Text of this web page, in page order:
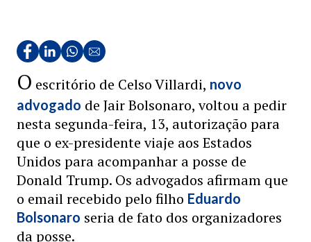
O escritório de Celso Villardi, novo
advogado de Jair Bolsonaro, voltou a pedir
nesta segunda-feira, 13, autorização para
que o ex-presidente viaje aos Estados
Unidos para acompanhar a posse de
Donald Trump. Os advogados afirmam que
o email recebido pelo filho Eduardo
Bolsonaro seria de fato dos organizadores
da posse.